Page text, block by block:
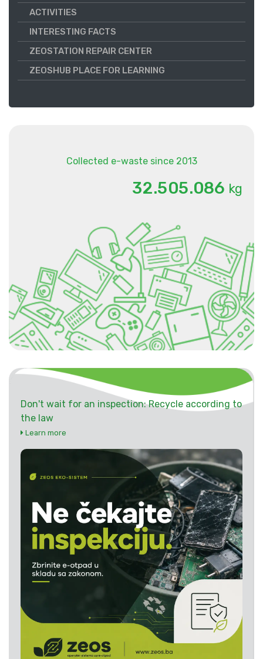
ACTIVITIES
INTERESTING FACTS
ZEOSTATION REPAIR CENTER
ZEOSHUB PLACE FOR LEARNING
Collected e-waste since 2013
32.505.086 kg
Don't wait for an inspection: Recycle according to
the law
Learn more